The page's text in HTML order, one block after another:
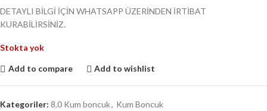
DETAYLI BİLGİ İÇİN WHATSAPP ÜZERİNDEN İRTİBAT
KURABİLİRSİNİZ.
Stokta yok
Add to compare Add to wishlist
Kategoriler: 8.0 Kum boncuk, Kum Boncuk